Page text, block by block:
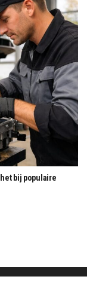
bij populaire